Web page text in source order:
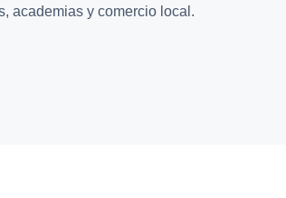
academias y comercio local.